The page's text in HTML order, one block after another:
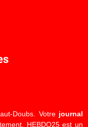
Doubs. Votre journal
HEBDO25 est un